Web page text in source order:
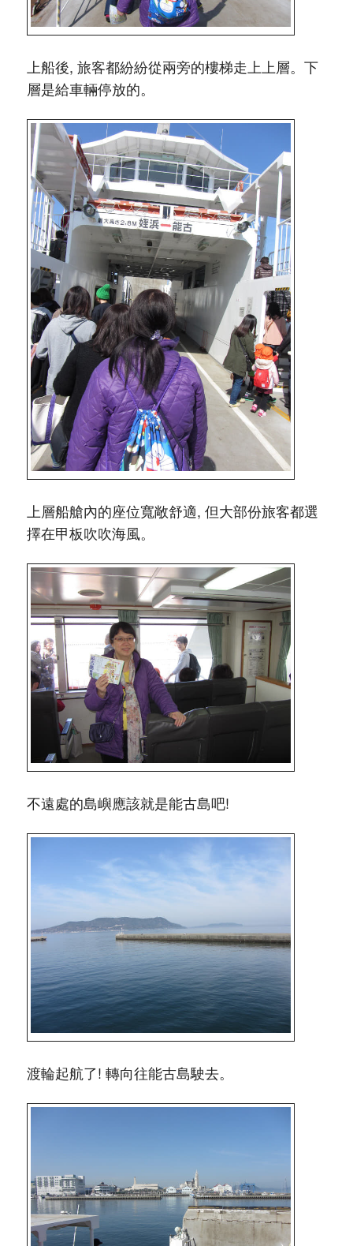
上船後, 旅客都紛紛從兩旁的樓梯走上上層。下
層是給車輛停放的。
上層船艙內的座位寬敞舒適, 但大部份旅客都選
擇在甲板吹吹海風。
不遠處的島嶼應該就是能古島吧!
渡輪起航了! 轉向往能古島駛去。